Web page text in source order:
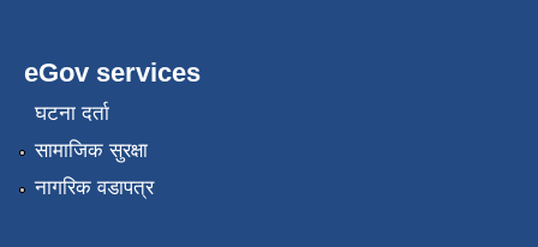
eGov services
घटना दर्ता
सामाजिक सुरक्षा
नागरिक वडापत्र